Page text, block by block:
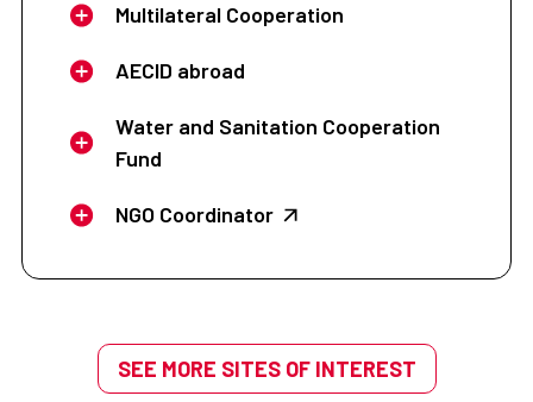
Multilateral Cooperation
AECID abroad
Water and Sanitation Cooperation
Fund
NGO Coordinator
SEE MORE SITES OF INTEREST